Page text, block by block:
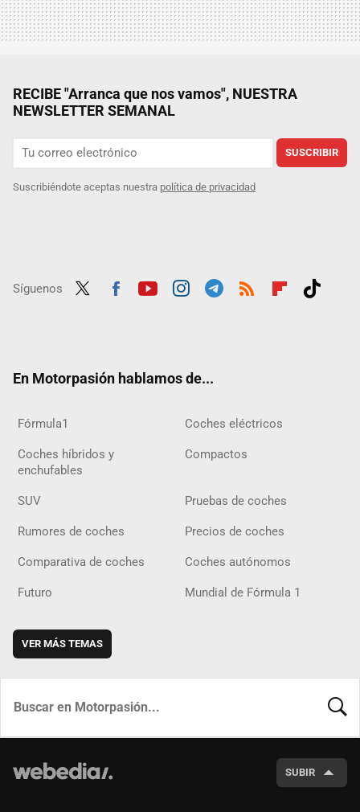
RECIBE "Arranca que nos vamos", NUESTRA
NEWSLETTER SEMANAL
SUSCRIBIR
Suscribiéndote aceptas nuestra política de privacidad
Síguenos
En Motorpasión hablamos de...
Fórmula1 Coches eléctricos
Coches híbridos y
enchufables
Compactos
SUV Pruebas de coches
Rumores de coches Precios de coches
Comparativa de coches Coches autónomos
Futuro Mundial de Fórmula 1
VER MÁS TEMAS
SUBIR